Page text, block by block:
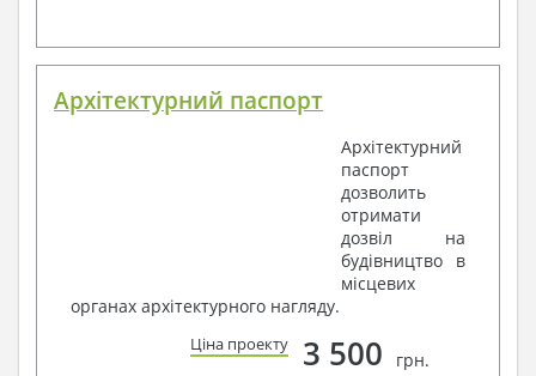
Архітектурний паспорт
Архітектурний
паспорт
дозволить
отримати
дозвіл на
будівництво в
місцевих
органах архітектурного нагляду.
Ціна проекту 3 500 грн.